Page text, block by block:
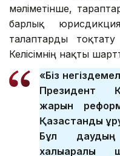
мәліметінше,
барлық
талаптарды
Келісімнің нақты
«Біз
Президент
жарқын
Қазақстанды
Бұл даудың
халықаралық